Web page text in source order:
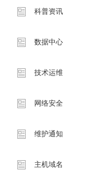
科普资讯
数据中心
技术运维
网络安全
维护通知
主机域名